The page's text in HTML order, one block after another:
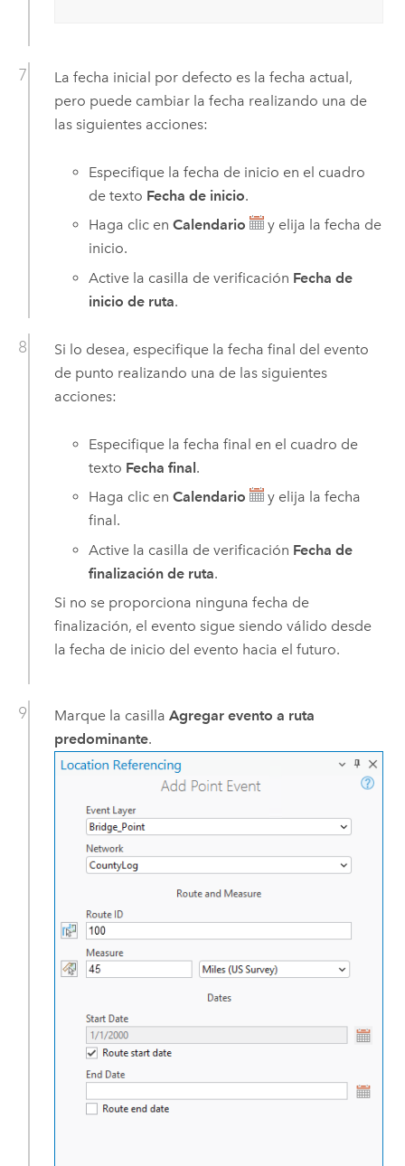
La fecha inicial por defecto es la fecha actual,
pero puede cambiar la fecha realizando una de
las siguientes acciones:
Especifique la fecha de inicio en el cuadro
de texto Fecha de inicio.
Haga clic enCalendario
y elija la fecha de
inicio.
Active la casilla de verificación Fecha de
inicio de ruta.
Si lo desea, especifique la fecha final del evento
de punto realizando una de las siguientes
acciones:
Especifique la fecha final en el cuadro de
texto Fecha final.
Haga clic enCalendario
y elija la fecha
final.
Active la casilla de verificación Fecha de
finalización de ruta.
Si no se proporciona ninguna fecha de
finalización, el evento sigue siendo válido desde
la fecha de inicio del evento hacia el futuro.
Marque la casilla Agregar evento a ruta
predominante.